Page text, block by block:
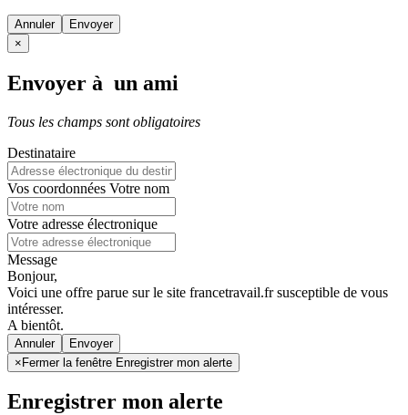
Annuler
×
Envoyer à un ami
Tous les champs sont obligatoires
Destinataire
Vos coordonnées Votre nom
Votre adresse électronique
Message
Bonjour,
Voici une offre parue sur le site francetravail.fr susceptible de vous
intéresser.
A bientôt.
Annuler
×Fermer la fenêtre Enregistrer mon alerte
Enregistrer mon alerte